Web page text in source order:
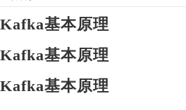
Kafka基本原理
Kafka基本原理
Kafka基本原理